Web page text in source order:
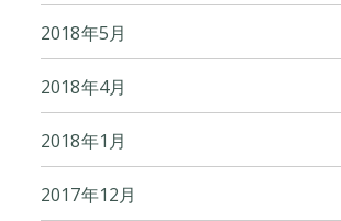
2018年5月
2018年4月
2018年1月
2017年12月